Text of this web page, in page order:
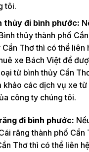
tôi.
thủy đi bình phước:
thủy thành phố
Thơ thì có thể liên
xe Bách Việt để
từ bình thủy Cần
khảo các dịch vụ xe
công ty chúng tôi.
đi bình phước:
răng thành phố Cần
Thơ thì có thể liên